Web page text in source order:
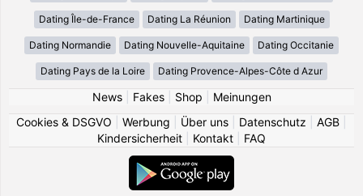
Dating Île-de-France Dating La Réunion Dating Martinique
Dating Normandie Dating Nouvelle-Aquitaine Dating Occitanie
Dating Pays de la Loire Dating Provence-Alpes-Côte d Azur
News| Fakes| Shop
Meinungen
Cookies & DSGVO
Werbung Über uns Datenschutz AGB
Kindersicherheit
Kontakt FAQ